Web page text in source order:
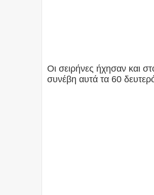
Οι σειρήνες ήχησαν και
συνέβη αυτά τα 60